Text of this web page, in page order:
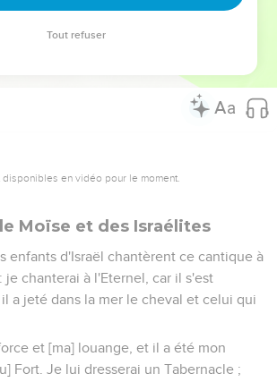
grande puissance que l'Eternel avait
en l'Eternel, et à Moïse son serviteur.
en vidéo pour le moment.
Moïse et des Israélites
enfants d'Israël chantèrent ce cantique à
je chanterai à l'Eternel, car il s'est
a jeté dans la mer le cheval et celui qui
et [ma] louange, et il a été mon
Fort. Je lui dresserai un Tabernacle ;
Tout refuser